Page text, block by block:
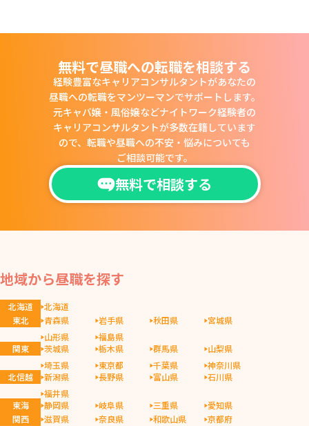
無料で昼職への転職を相談する
経験豊富なキャリアコンサルタントがあなたの
昼職への転職をマンツーマンでサポートします。
元キャバ嬢・風俗嬢などナイトワーク経験者の
キャリアコンサルタントが多数在籍しています
ので、 転職や昼職への不安・悩みについても
ご相談可能です。
無料で相談する
地域から昼職を探す
北海道
北海道
東北
青森県 岩手県 秋田県
宮城県
山形県
福島県
関東
茨城県 栃木県 群馬県
山梨県
埼玉県
東京都 千葉県
神奈川県
北信越
新潟県 長野県 富山県
石川県
福井県
東海
静岡県 岐阜県 三重県
愛知県
関西
滋賀県 奈良県 和歌山県
京都府